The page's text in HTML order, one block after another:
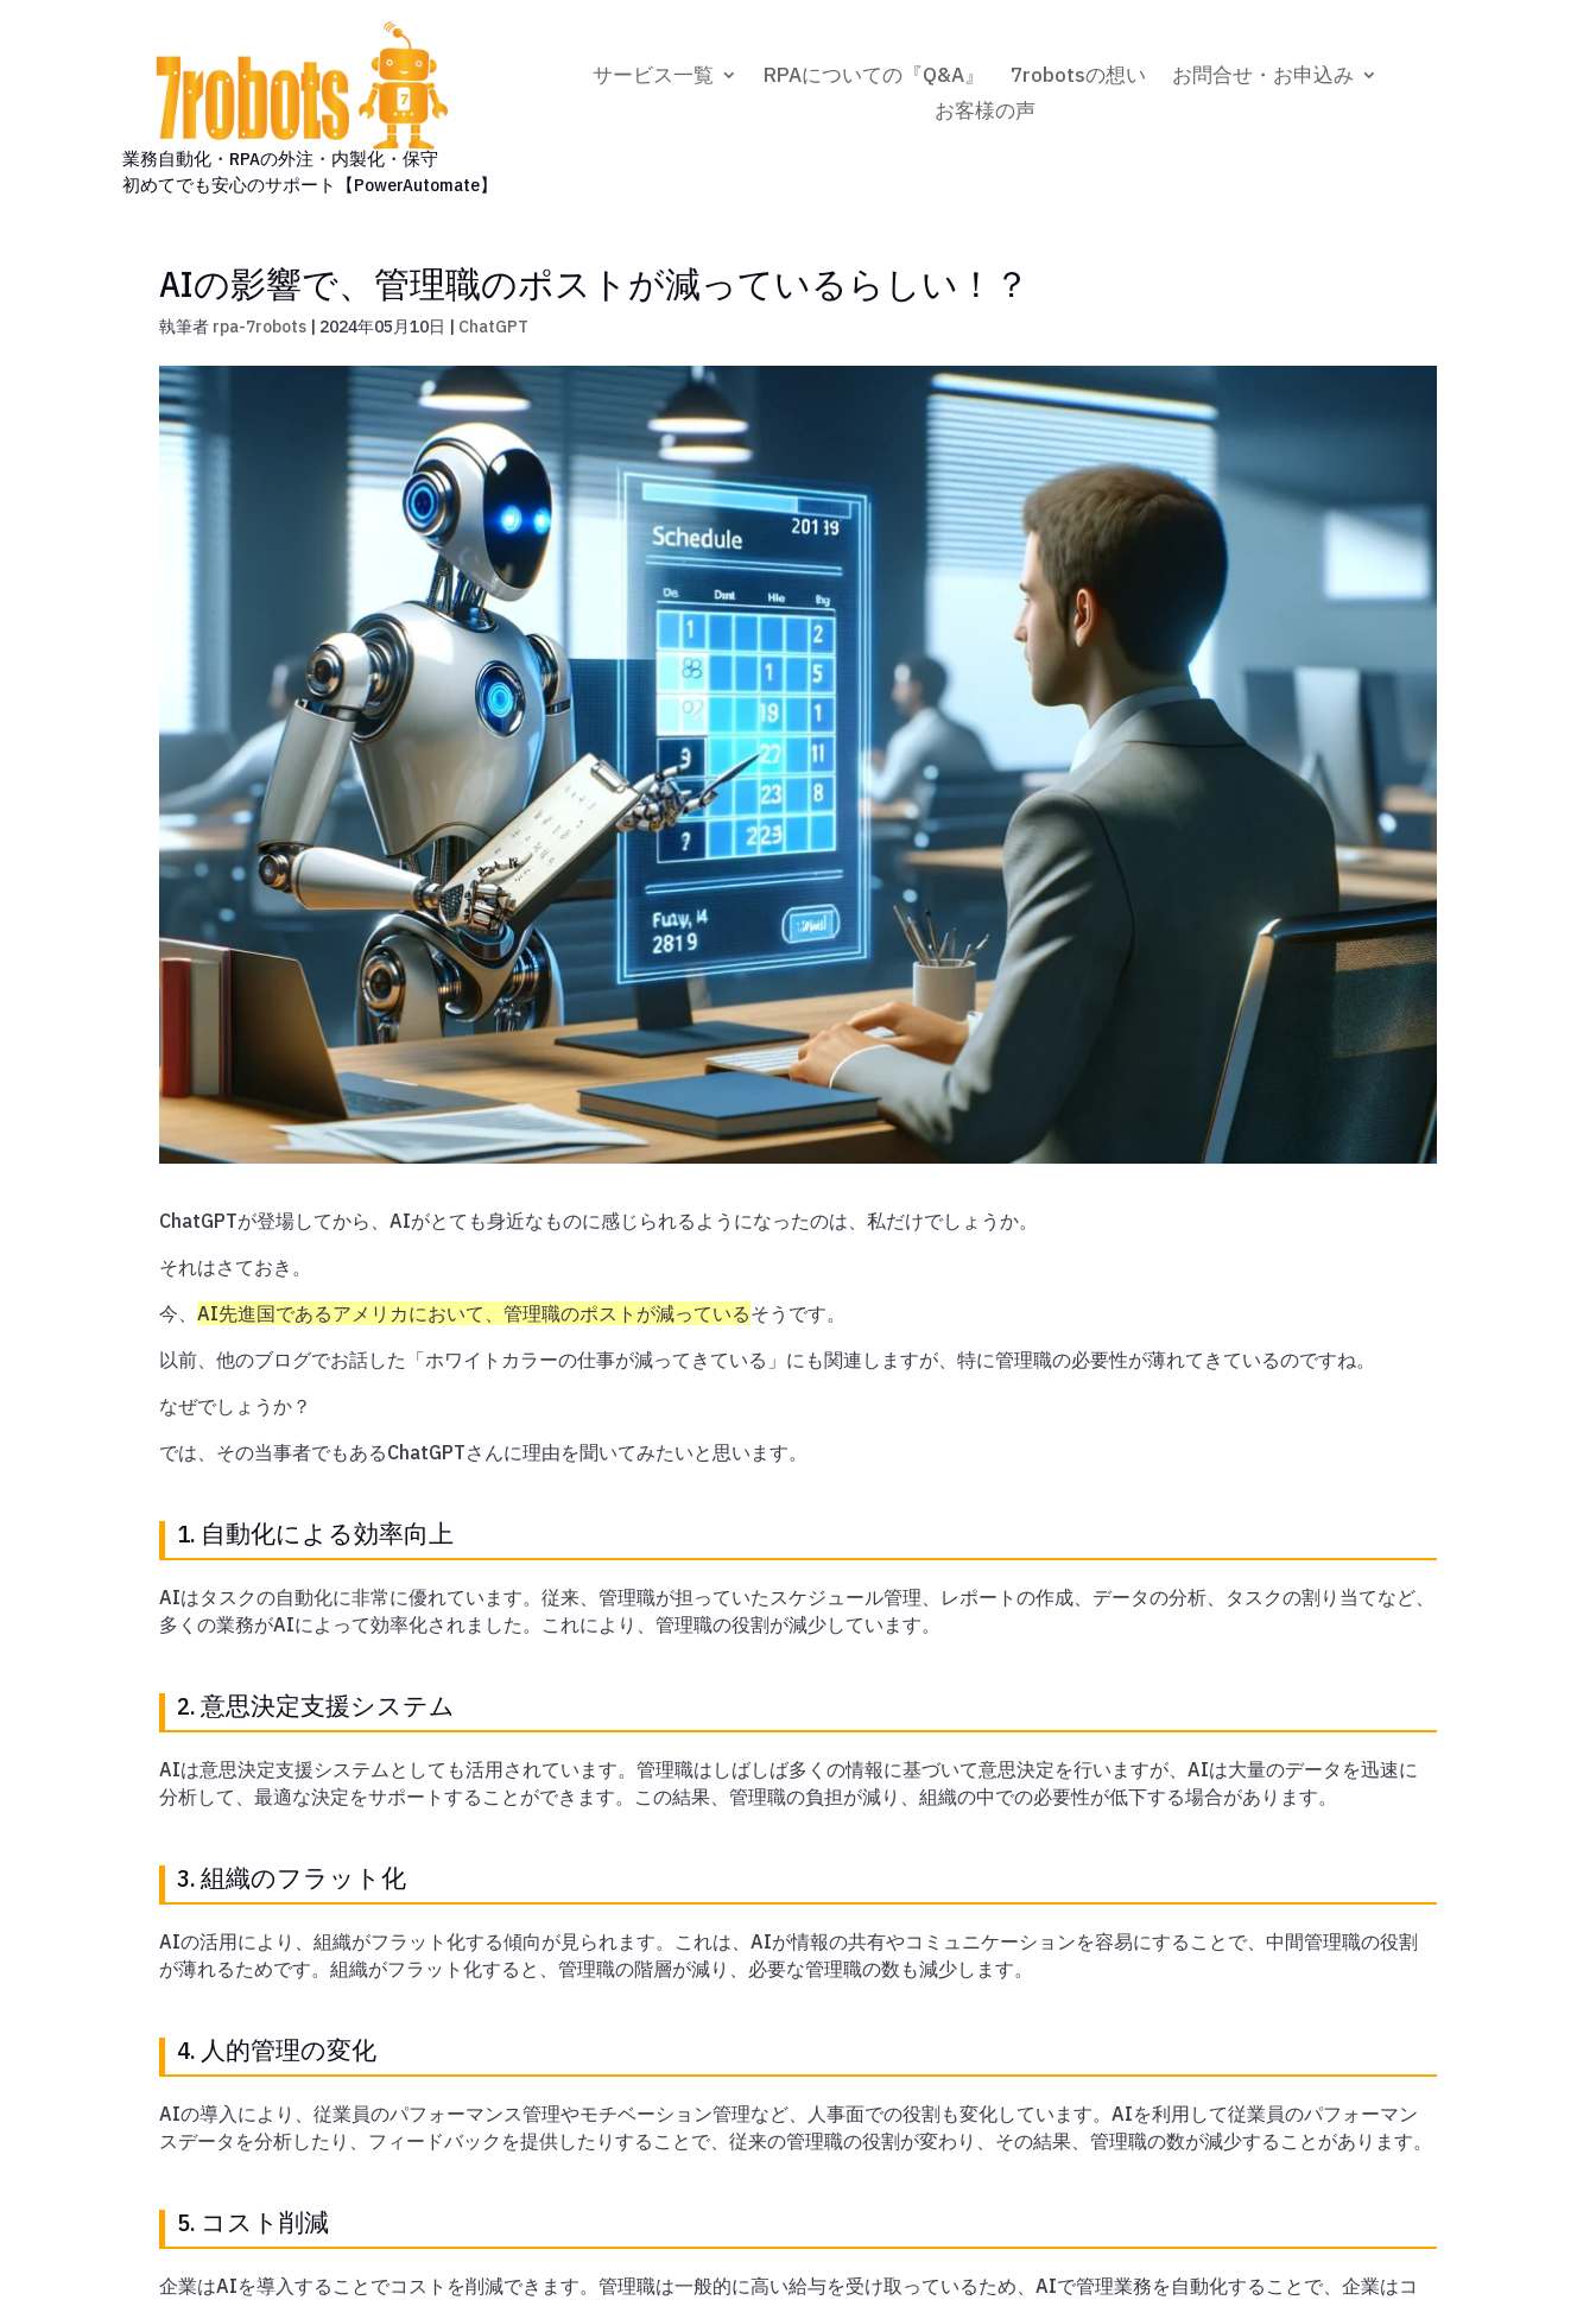
業務自動化・RPAの外注・内製化・保守
初めてでも安心のサポート【PowerAutomate】
サービス一覧 RPAについての『Q&A』 7robotsの想い
お問合せ・お申込み
お客様の声
AIの影響で、管理職のポストが減っているらしい！？
執筆者 rpa-7robots | 2024年05月10日 | ChatGPT
ChatGPTが登場してから、AIがとても身近なものに感じられるようになったのは、私だけでしょうか。
それはさておき。
今、AI先進国であるアメリカにおいて、管理職のポストが減っているそうです。
以前、他のブログでお話した「ホワイトカラーの仕事が減ってきている」にも関連しますが、特に管理職の必要性が薄れてきているのですね。
なぜでしょうか？
では、その当事者でもあるChatGPTさんに理由を聞いてみたいと思います。
1. 自動化による効率向上
AIはタスクの自動化に非常に優れています。従来、管理職が担っていたスケジュール管理、レポートの作成、データの分析、タスクの割り当てなど、
多くの業務がAIによって効率化されました。これにより、管理職の役割が減少しています。
2. 意思決定支援システム
AIは意思決定支援システムとしても活用されています。管理職はしばしば多くの情報に基づいて意思決定を行いますが、AIは大量のデータを迅速に
分析して、最適な決定をサポートすることができます。この結果、管理職の負担が減り、組織の中での必要性が低下する場合があります。
3. 組織のフラット化
AIの活用により、組織がフラット化する傾向が見られます。これは、AIが情報の共有やコミュニケーションを容易にすることで、中間管理職の役割
が薄れるためです。組織がフラット化すると、管理職の階層が減り、必要な管理職の数も減少します。
4. 人的管理の変化
AIの導入により、従業員のパフォーマンス管理やモチベーション管理など、人事面での役割も変化しています。AIを利用して従業員のパフォーマン
スデータを分析したり、フィードバックを提供したりすることで、従来の管理職の役割が変わり、その結果、管理職の数が減少することがあります。
5. コスト削減
企業はAIを導入することでコストを削減できます。管理職は一般的に高い給与を受け取っているため、AIで管理業務を自動化することで、企業はコ